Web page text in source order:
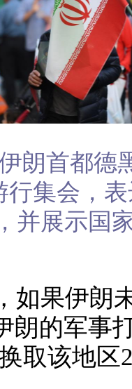
朗首都德
行集会，
并展示国
如果伊朗
朗的军事
取该地区